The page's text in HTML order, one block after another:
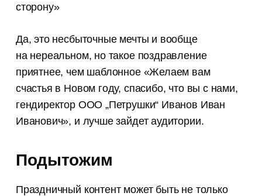
сторону»
Да, это несбыточные мечты и вообще
на нереальном, но такое поздравление
приятнее, чем шаблонное «Желаем вам
счастья в Новом году, спасибо, что вы с нами,
гендиректор ООО „Петрушки“ Иванов Иван
Иванович», и лучше зайдет аудитории.
Подытожим
Праздничный контент может быть не только